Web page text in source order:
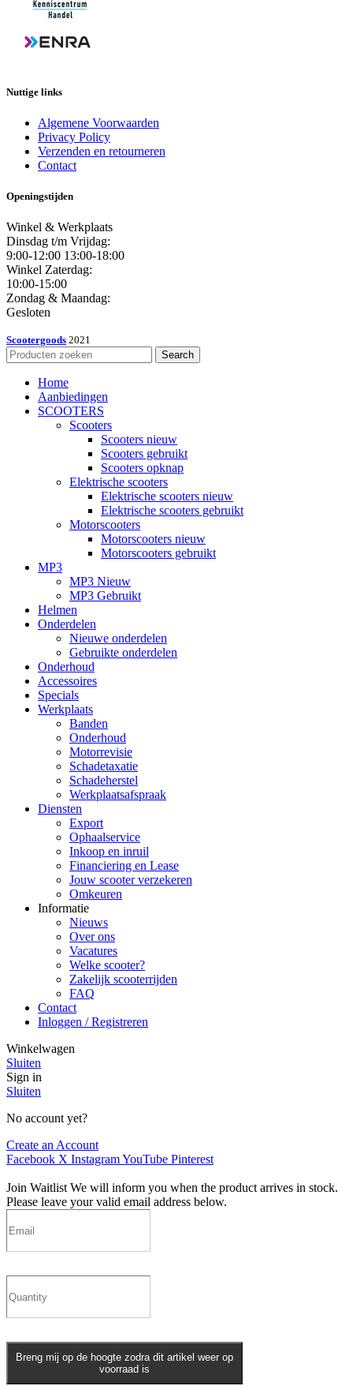
Nuttige links
Algemene Voorwaarden
Privacy Policy
Verzenden en retourneren
Contact
Openingstijden
Winkel & Werkplaats
Dinsdag t/m Vrijdag:
9:00-12:00 13:00-18:00
Winkel Zaterdag:
10:00-15:00
Zondag & Maandag:
Gesloten
Scootergoods 2021
Search
Home
Aanbiedingen
SCOOTERS
Scooters
Scooters nieuw
Scooters gebruikt
Scooters opknap
Elektrische scooters
Elektrische scooters nieuw
Elektrische scooters gebruikt
Motorscooters
Motorscooters nieuw
Motorscooters gebruikt
MP3
MP3 Nieuw
MP3 Gebruikt
Helmen
Onderdelen
Nieuwe onderdelen
Gebruikte onderdelen
Onderhoud
Accessoires
Specials
Werkplaats
Banden
Onderhoud
Motorrevisie
Schadetaxatie
Schadeherstel
Werkplaatsafspraak
Diensten
Export
Ophaalservice
Inkoop en inruil
Financiering en Lease
Jouw scooter verzekeren
Omkeuren
Informatie
Nieuws
Over ons
Vacatures
Welke scooter?
Zakelijk scooterrijden
FAQ
Contact
Inloggen / Registreren
Winkelwagen
Sluiten
Sign in
Sluiten
No account yet?
Create an Account
Facebook X InstagramYouTube Pinterest
Join Waitlist We will inform you when the product arrives in stock.
Please leave your valid email address below.
Breng mij op de hoogte zodra dit artikel weer op
voorraad is